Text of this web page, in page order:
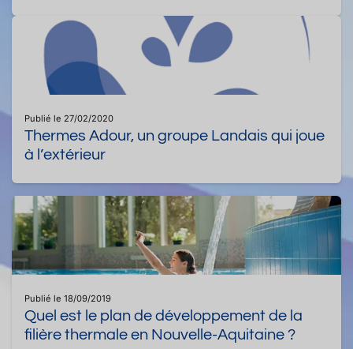
Publié le 27/02/2020
Thermes Adour, un groupe Landais qui joue
à l’extérieur
Publié le 18/09/2019
Quel est le plan de développement de la
filière thermale en Nouvelle-Aquitaine ?